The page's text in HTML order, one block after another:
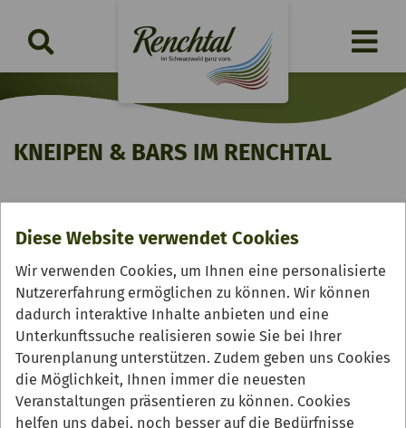
Diese Website verwendet Cookies
Wir verwenden Cookies, um Ihnen eine personalisierte
Nutzererfahrung ermöglichen zu können. Wir können
dadurch interaktive Inhalte anbieten und eine
Unterkunftssuche realisieren sowie Sie bei Ihrer
Tourenplanung unterstützen. Zudem geben uns Cookies
die Möglichkeit, Ihnen immer die neuesten
Veranstaltungen präsentieren zu können. Cookies
helfen uns dabei, noch besser auf die Bedürfnisse
KNEIPEN & BARS IM RENCHTAL
Ort:
Alle Oberkirch Oppenau Lautenbach